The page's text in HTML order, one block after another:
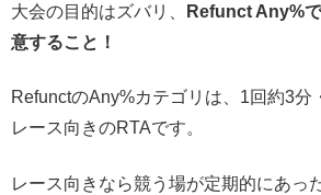
大会の目的はズバリ、
Refunct Any%
意すること！
RefunctのAny%カテゴリは、1回約3分
レース向きのRTAです。
レース向きなら競う場が定期的にあっ